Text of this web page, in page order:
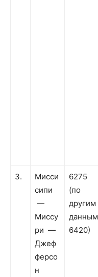
3.
Мисси
сипи
—
Миссу
ри —
Джеф
ферсо
н
6275
(по
другим
данным
6420)